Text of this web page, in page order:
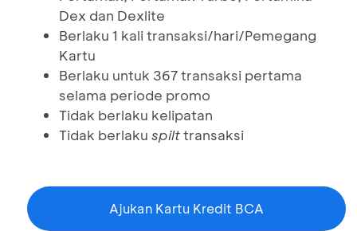
Dex dan Dexlite
Berlaku 1 kali transaksi/hari/Pemegang
Kartu
Berlaku untuk 367 transaksi pertama
selama periode promo
Tidak berlaku kelipatan
Tidak berlaku spilttransaksi
Ajukan Kartu Kredit BCA